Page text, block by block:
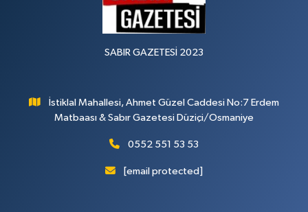
SABIR GAZETESİ 2023
İstiklal Mahallesi, Ahmet Güzel Caddesi No:7 Erdem
Matbaası & Sabır Gazetesi Düziçi/Osmaniye
0552 551 53 53
[email protected]